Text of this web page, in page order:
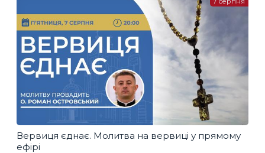
Вервиця єднає. Молитва на вервиці у прямому
ефірі